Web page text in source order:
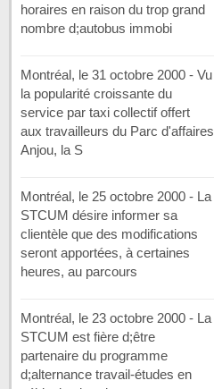
horaires en raison du trop grand
nombre d;autobus immobi
Montréal, le 31 octobre 2000 - Vu
la popularité croissante du
service par taxi collectif offert
aux travailleurs du Parc d'affaires
Anjou, la S
Montréal, le 25 octobre 2000 - La
STCUM désire informer sa
clientèle que des modifications
seront apportées, à certaines
heures, au parcours
Montréal, le 23 octobre 2000 - La
STCUM est fière d;être
partenaire du programme
d;alternance travail-études en